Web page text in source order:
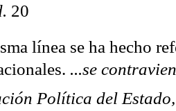
20
línea se ha hecho
...se
Política del